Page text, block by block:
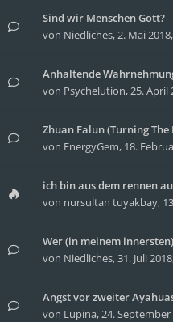
Sind wir Menschen Gott?
von Niedliches,2. Mai
Anhaltende
von Psychelution,25. April
Zhuan Falun (Turning The
von EnergyGem, 18.
ich bin aus dem rennen
von nursultan tuyakbay,
Wer (in meinem
von Niedliches,31. Juli
Angst vor zweiter
von Lupina,24. September